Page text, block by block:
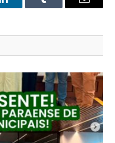
O
Tumblr
E-